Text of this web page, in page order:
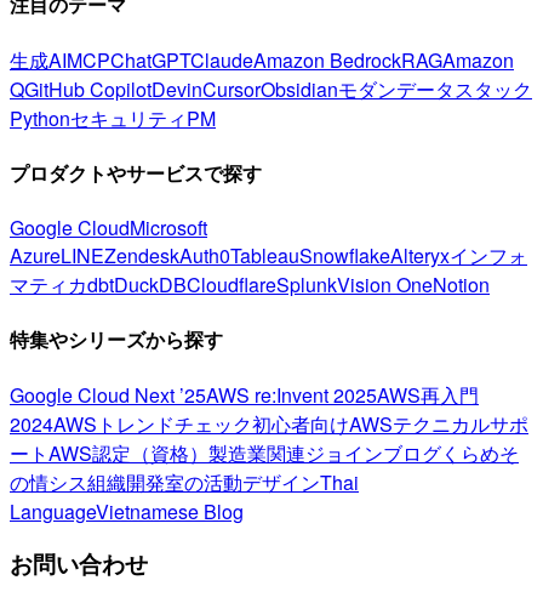
生成AIMCPChatGPTClaudeAmazon BedrockRAGAmazon
QGitHub CopilotDevinCursorObsidianモダンデータスタック
PythonセキュリティPM
プロダクトやサービスで探す
Google CloudMicrosoft
AzureLINEZendeskAuth0TableauSnowflakeAlteryxインフォ
マティカdbtDuckDBCloudflareSplunkVision OneNotion
特集やシリーズから探す
Google Cloud Next ’25AWS re:Invent 2025AWS再入門
2024AWSトレンドチェック初心者向けAWSテクニカルサポ
ートAWS認定（資格） 製造業関連ジョインブログくらめそ
の情シス組織開発室の活動デザインThai
LanguageVietnamese Blog
お問い合わせ